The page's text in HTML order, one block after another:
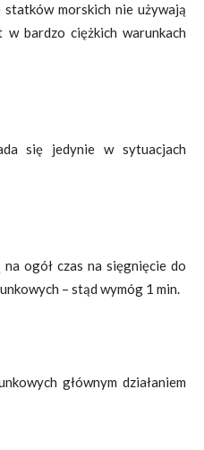
statków morskich nie używają
w bardzo ciężkich warunkach
się jedynie w sytuacjach
ogół czas na sięgnięcie do
– stąd wymóg 1 min.
głównym działaniem